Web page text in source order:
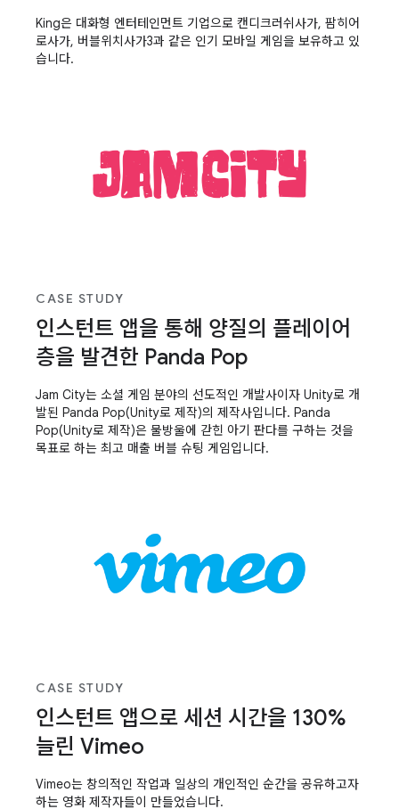
King은 대화형 엔터테인먼트 기업으로 캔디크러쉬사가, 팜히어
로사가, 버블위치사가3과 같은 인기 모바일 게임을 보유하고 있
습니다.
CASE STUDY
인스턴트 앱을 통해 양질의 플레이어
층을 발견한 Panda Pop
Jam City는 소셜 게임 분야의 선도적인 개발사이자 Unity로 개
발된 Panda Pop(Unity로 제작)의 제작사입니다. Panda
Pop(Unity로 제작)은 물방울에 갇힌 아기 판다를 구하는 것을
목표로 하는 최고 매출 버블 슈팅 게임입니다.
CASE STUDY
인스턴트 앱으로 세션 시간을 130%
늘린 Vimeo
Vimeo는 창의적인 작업과 일상의 개인적인 순간을 공유하고자
하는 영화 제작자들이 만들었습니다.